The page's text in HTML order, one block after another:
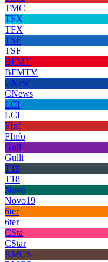
TMC
TFX
TFX
TSF
TSF
BFMT
BFMTV
CNew
CNews
LCI
LCI
FInf
FInfo
Gull
Gulli
T18
T18
Novo
Novo19
6ter
6ter
CSta
CStar
RMCS